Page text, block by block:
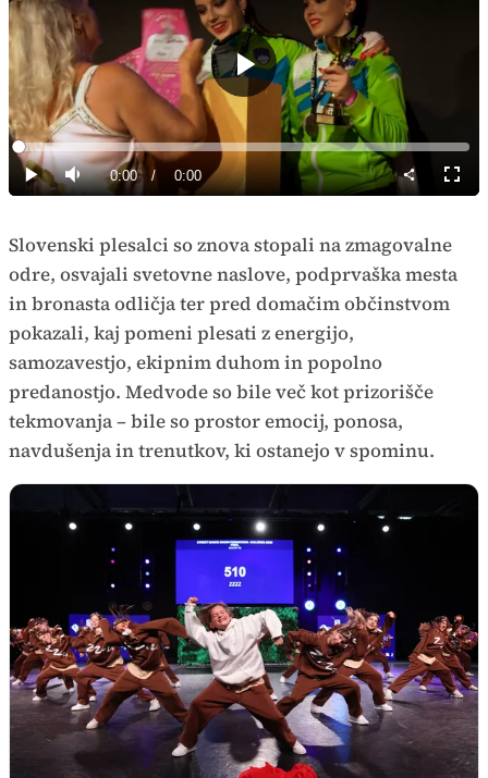
Predvajaj
Predvajaj
Tiho Current
0:00 / Duration
0:00
Loaded
0%
način
Slovenski plesalci so znova stopali na zmagovalne
odre, osvajali svetovne naslove, podprvaška mesta
in bronasta odličja ter pred domačim občinstvom
pokazali, kaj pomeni plesati z energijo,
samozavestjo, ekipnim duhom in popolno
predanostjo. Medvode so bile več kot prizorišče
tekmovanja – bile so prostor emocij, ponosa,
navdušenja in trenutkov, ki ostanejo v spominu.